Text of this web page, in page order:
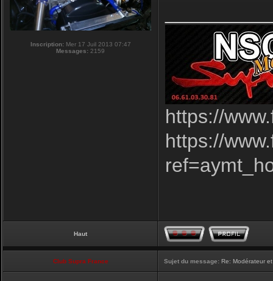
Inscription:Mer 17 Juil 2013 07:47
Messages: 2159
https://
https://
Haut
Club Supra France Sujet du message: Re: Modérateur